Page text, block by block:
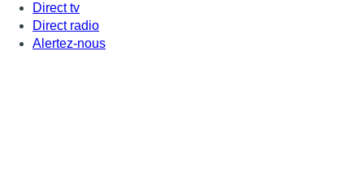
Direct tv
Direct radio
Alertez-nous